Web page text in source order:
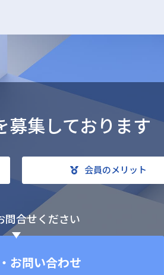
募集しております
会員のメリット
問合せください
お問い合わせ